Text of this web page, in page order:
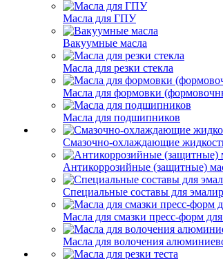
Масла для ГПУ
Вакуумные масла
Масла для резки стекла
Масла для формовки
Масла для подшипников
Смазочно-охлаждающие
Антикоррозийные (защитные)
Специальные составы для
Масла для смазки пресс-форм
Масла для волочения